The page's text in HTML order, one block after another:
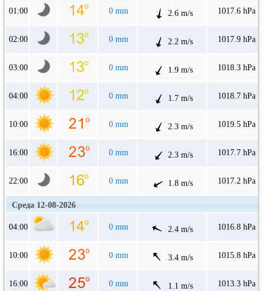
01:00 0 mm 2.6 m/s 1017.6 hPa
02:00 0 mm 2.2 m/s 1017.9 hPa
03:00 0 mm 1.9 m/s 1018.3 hPa
04:00 0 mm 1.7 m/s 1018.7 hPa
10:00 0 mm 2.3 m/s 1019.5 hPa
16:00 0 mm 2.3 m/s 1017.7 hPa
22:00 0 mm 1.8 m/s 1017.2 hPa
Среда 12-08-2026
04:00 0 mm 2.4 m/s 1016.8 hPa
10:00 0 mm 3.4 m/s 1015.8 hPa
16:00 0 mm 1.1 m/s 1013.3 hPa